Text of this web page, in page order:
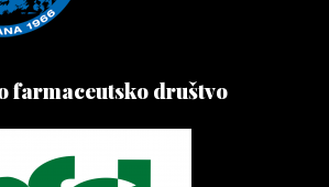
farmaceutsko društvo